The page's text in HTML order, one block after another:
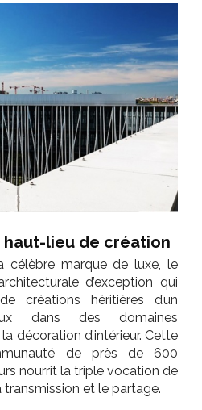
haut-lieu de création
célèbre marque de luxe, le
d’exception qui
créations héritières d’un
dans des domaines
décoration d’intérieur. Cette
de près de 600
nourrit la triple vocation de
et le partage.